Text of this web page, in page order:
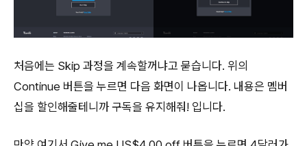
처음에는 Skip 과정을 계속할꺼냐고 묻습니다. 위의
Continue 버튼을 누르면 다음 화면이 나옵니다. 내용은 멤버
십을 할인해줄테니까 구독을 유지해줘! 입니다.